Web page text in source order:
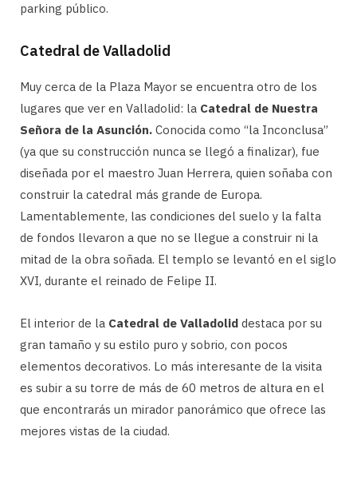
parking público.
Catedral de Valladolid
Muy cerca de la Plaza Mayor se encuentra otro de los
lugares que ver en Valladolid: la Catedral de Nuestra
Señora de la Asunción. Conocida como “la Inconclusa”
(ya que su construcción nunca se llegó a finalizar), fue
diseñada por el maestro Juan Herrera, quien soñaba con
construir la catedral más grande de Europa.
Lamentablemente, las condiciones del suelo y la falta
de fondos llevaron a que no se llegue a construir ni la
mitad de la obra soñada. El templo se levantó en el siglo
XVI, durante el reinado de Felipe II.
El interior de la Catedral de Valladolid destaca por su
gran tamaño y su estilo puro y sobrio, con pocos
elementos decorativos. Lo más interesante de la visita
es subir a su torre de más de 60 metros de altura en el
que encontrarás un mirador panorámico que ofrece las
mejores vistas de la ciudad.